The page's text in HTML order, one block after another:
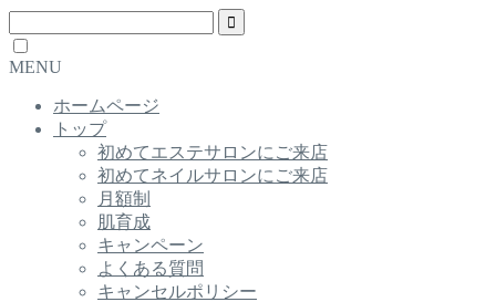
MENU
ホームページ
トップ
初めてエステサロンにご来店
初めてネイルサロンにご来店
月額制
肌育成
キャンペーン
よくある質問
キャンセルポリシー